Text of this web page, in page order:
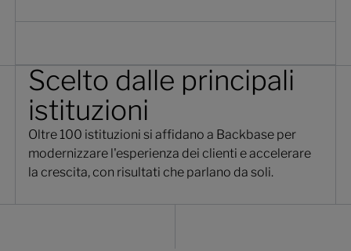
Scelto dalle principali
istituzioni
Oltre 100 istituzioni si affidano a Backbase per
modernizzare l'esperienza dei clienti e accelerare
la crescita, con risultati che parlano da soli.